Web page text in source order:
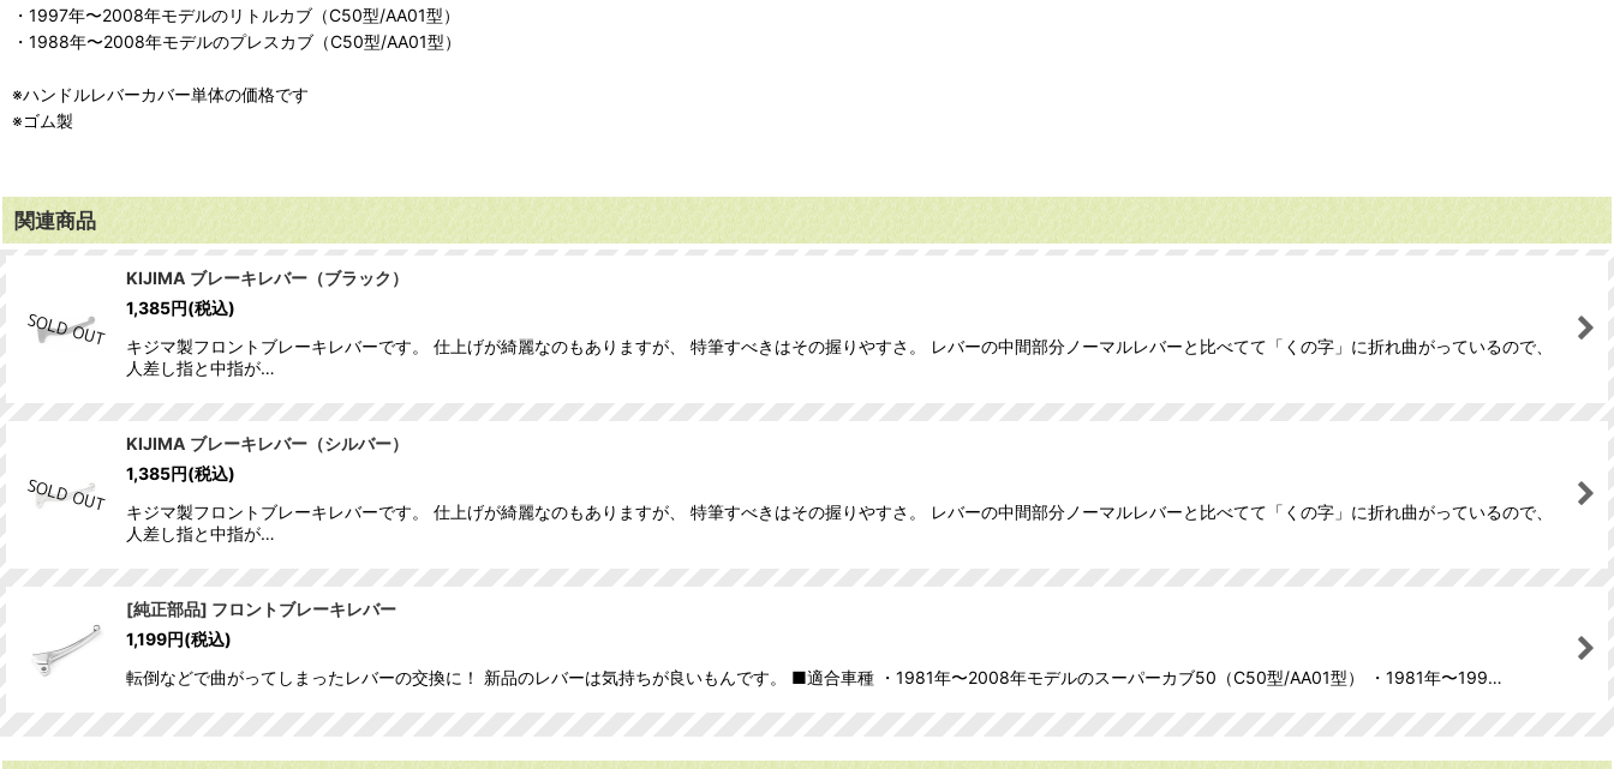
・1997年〜2008年モデルのリトルカブ（C50型/AA01型）
・1988年〜2008年モデルのプレスカブ（C50型/AA01型）
※ハンドルレバーカバー単体の価格です
※ゴム製
関連商品
KIJIMA ブレーキレバー（ブラック）
1,385円(税込)
キジマ製フロントブレーキレバーです。 仕上げが綺麗なのもありますが、 特筆すべきはその握りやすさ。 レバーの中間部分ノーマルレバーと比べてて「くの字」に折れ曲がっているので、
人差し指と中指が…
KIJIMA ブレーキレバー（シルバー）
1,385円(税込)
キジマ製フロントブレーキレバーです。 仕上げが綺麗なのもありますが、 特筆すべきはその握りやすさ。 レバーの中間部分ノーマルレバーと比べてて「くの字」に折れ曲がっているので、
人差し指と中指が…
[純正部品] フロントブレーキレバー
1,199円(税込)
転倒などで曲がってしまったレバーの交換に！ 新品のレバーは気持ちが良いもんです。 ■適合車種 ・1981年〜2008年モデルのスーパーカブ50（C50型/AA01型） ・1981年〜199…